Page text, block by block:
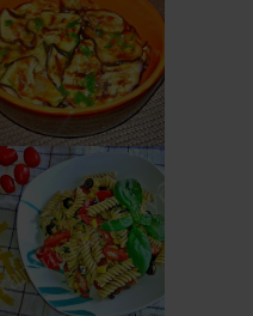
ЗАКУСКА З
БАКЛАЖАНІВ
ПО-ІТАЛІЙСЬКИ
(ANTIPASTO DI
MELANZANE)
ІТАЛІЙСЬКИЙ
САЛАТ З
МАКАРОНІВ
(PASTA FREDDA)